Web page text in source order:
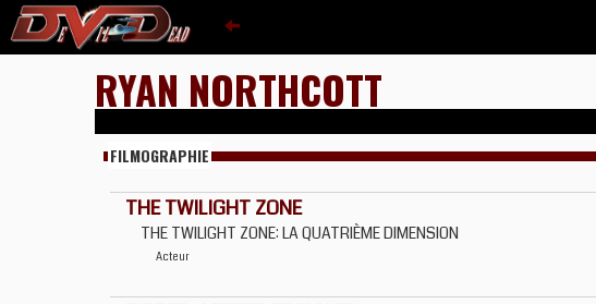
RYAN NORTHCOTT
FILMOGRAPHIE
THE TWILIGHT ZONE
THE TWILIGHT ZONE: LA QUATRIÈME DIMENSION
Acteur